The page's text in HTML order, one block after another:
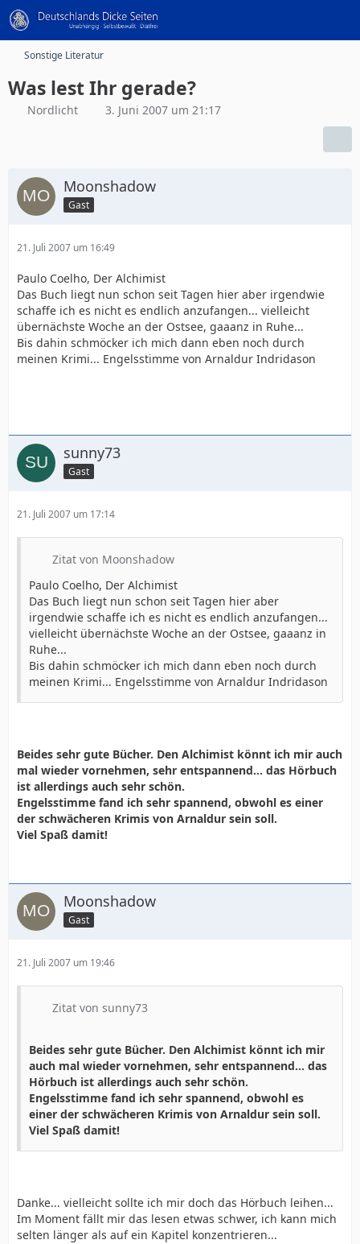
Sonstige Literatur
Was lest Ihr gerade?
Nordlicht 3. Juni 2007 um 21:17
Moonshadow
Gast
21. Juli 2007 um 16:49
Paulo Coelho, Der Alchimist
Das Buch liegt nun schon seit Tagen hier aber irgendwie
schaffe ich es nicht es endlich anzufangen... vielleicht
übernächste Woche an der Ostsee, gaaanz in Ruhe...
Bis dahin schmöcker ich mich dann eben noch durch
meinen Krimi... Engelsstimme von Arnaldur Indridason
sunny73
Gast
21. Juli 2007 um 17:14
Zitat von Moonshadow
Paulo Coelho, Der Alchimist
Das Buch liegt nun schon seit Tagen hier aber
irgendwie schaffe ich es nicht es endlich anzufangen...
vielleicht übernächste Woche an der Ostsee, gaaanz in
Ruhe...
Bis dahin schmöcker ich mich dann eben noch durch
meinen Krimi... Engelsstimme von Arnaldur Indridason
Beides sehr gute Bücher. Den Alchimist könnt ich mir auch
mal wieder vornehmen, sehr entspannend... das Hörbuch
ist allerdings auch sehr schön.
Engelsstimme fand ich sehr spannend, obwohl es einer
der schwächeren Krimis von Arnaldur sein soll.
Viel Spaß damit!
Moonshadow
Gast
21. Juli 2007 um 19:46
Zitat von sunny73
Beides sehr gute Bücher. Den Alchimist könnt ich mir
auch mal wieder vornehmen, sehr entspannend... das
Hörbuch ist allerdings auch sehr schön.
Engelsstimme fand ich sehr spannend, obwohl es
einer der schwächeren Krimis von Arnaldur sein soll.
Viel Spaß damit!
Danke... vielleicht sollte ich mir doch das Hörbuch leihen...
Im Moment fällt mir das lesen etwas schwer, ich kann mich
selten länger als auf ein Kapitel konzentrieren...